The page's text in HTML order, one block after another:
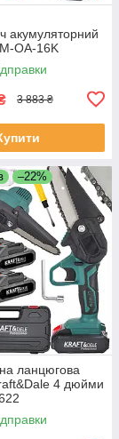
акумуляторний
OA-16K
3 883 ₴
–22%
ланцюгова
4 дюйми